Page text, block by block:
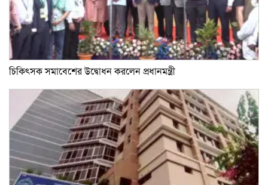
চিকিৎসক সমাবেশের উদ্বোধন করলেন প্রধানমন্ত্রী